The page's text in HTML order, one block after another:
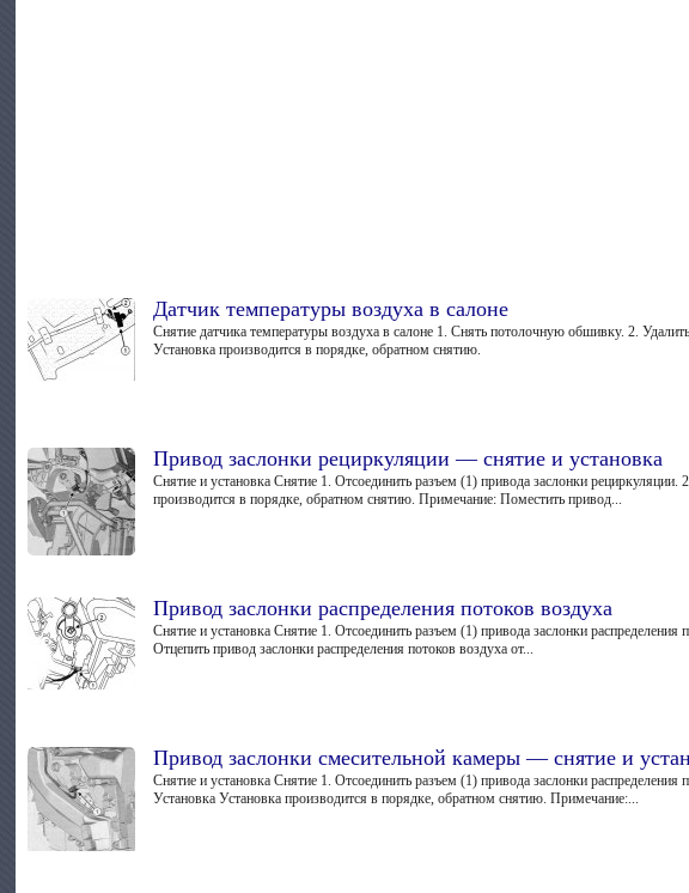
Датчик температуры воздуха в салоне
Снятие датчика температуры воздуха в салоне 1. Снять потолочную обшивку. 2.
Установка производится в порядке, обратном снятию.
Привод заслонки рециркуляции — снятие и установка
Снятие и установка Снятие 1. Отсоединить разъем (1) привода заслонки
производится в порядке, обратном снятию. Примечание: Поместить привод...
Привод заслонки распределения потоков воздуха
Снятие и установка Снятие 1. Отсоединить разъем (1) привода заслонки
Отцепить привод заслонки распределения потоков воздуха от...
Привод заслонки смесительной камеры — снятие и
Снятие и установка Снятие 1. Отсоединить разъем (1) привода заслонки
Установка Установка производится в порядке, обратном снятию. Примечание:...